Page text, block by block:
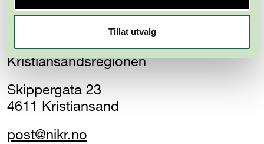
Tillat utvalg
Næringsforeningen i
Kristiansandsregionen
Skippergata 23
4611 Kristiansand
post@nikr.no